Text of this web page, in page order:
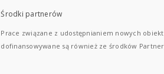
Środki partnerów
Prace związane z udostępnianiem nowych
dofinansowywane są również ze środków